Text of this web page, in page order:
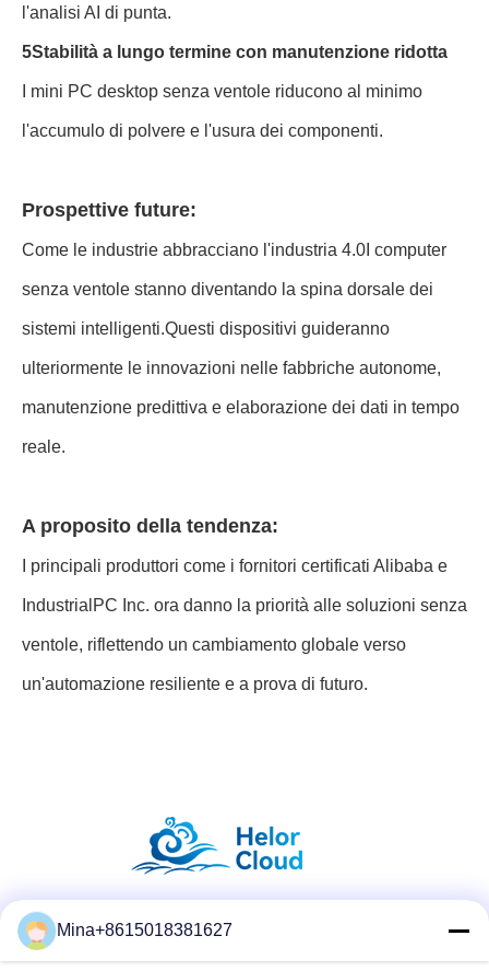
l'analisi AI di punta.
5Stabilità a lungo termine con manutenzione ridotta
I mini PC desktop senza ventole riducono al minimo
l'accumulo di polvere e l'usura dei componenti.
Prospettive future:
Come le industrie abbracciano l'industria 4.0I computer
senza ventole stanno diventando la spina dorsale dei
sistemi intelligenti.Questi dispositivi guideranno
ulteriormente le innovazioni nelle fabbriche autonome,
manutenzione predittiva e elaborazione dei dati in tempo
reale.
A proposito della tendenza:
I principali produttori come i fornitori certificati Alibaba e
IndustrialPC Inc. ora danno la priorità alle soluzioni senza
ventole, riflettendo un cambiamento globale verso
un'automazione resiliente e a prova di futuro.
Social media
Mina+8615018381627